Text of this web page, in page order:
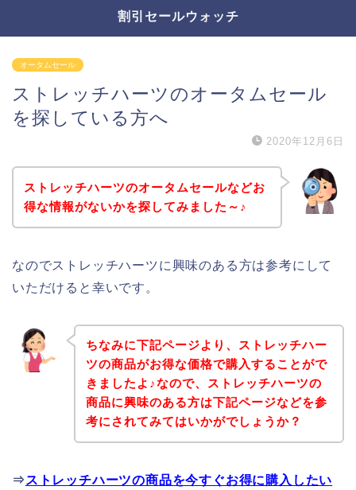
割引セールウォッチ
オータムセール
ストレッチハーツのオータムセール
を探している方へ
2020年12月6日
ストレッチハーツのオータムセールなどお
得な情報がないかを探してみました～♪
なのでストレッチハーツに興味のある方は参考にして
いただけると幸いです。
ちなみに下記ページより、ストレッチハー
ツの商品がお得な価格で購入することがで
きましたよ♪なので、ストレッチハーツの
商品に興味のある方は下記ページなどを参
考にされてみてはいかがでしょうか？
⇒ ストレッチハーツの商品を今すぐお得に購入したい